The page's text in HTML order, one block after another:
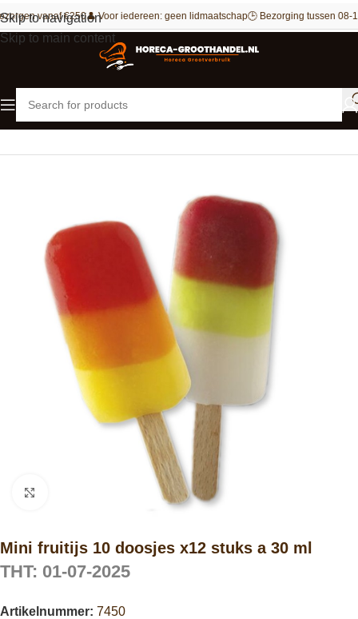
Skip to navigation
Skip to main content
vanaf €250👤 Voor iedereen: geen lidmaatschap🕒 Bezorging tussen 08-
Home IJs Handijsjes
Mini fruitijs 10 doosjes x12 stuks a 30 ml
THT: 01-07-2025
Artikelnummer: 7450